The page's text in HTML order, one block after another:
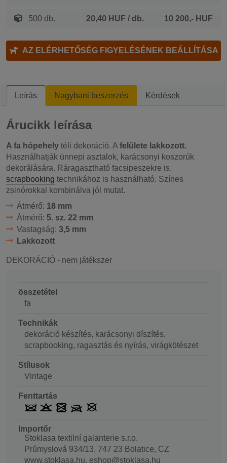
500 db. 20,40 HUF / db. 10 200,- HUF
AZ ELÉRHETŐSÉG FIGYELÉSÉNEK BEÁLLÍTÁSA
Leírás Nagybani beszerzés Kérdések
Árucikk leírása
A fa hópehely téli dekoráció. A felülete lakkozott.
Használhatják ünnepi asztalok, karácsonyi koszorúk
dekorálására. Ráragasztható facsipeszekre is.
scrapbooking technikához is használható. Színes
zsinórokkal kombinálva jól mutat.
Átmérő: 18 mm
Átmérő: 5. sz. 22 mm
Vastagság: 3,5 mm
Lakkozott
DEKORÁCIÓ - nem játékszer
összetétel
fa
Technikák
dekoráció készítés, karácsonyi díszítés,
scrapbooking, ragasztás és nyírás, virágkötészet
Stílusok
Vintage
Fenttartás
Importőr
Stoklasa textilní galanterie s.r.o.
Průmyslová 934/13, 747 23 Bolatice, CZ
www.stoklasa.hu, eshop@stoklasa.hu